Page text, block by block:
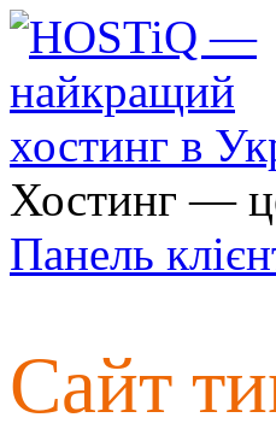
Хостинг —
Панель
Сайт